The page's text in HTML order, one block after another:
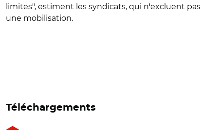
limites", estiment les syndicats, qui n'excluent pas
une mobilisation.
Téléchargements